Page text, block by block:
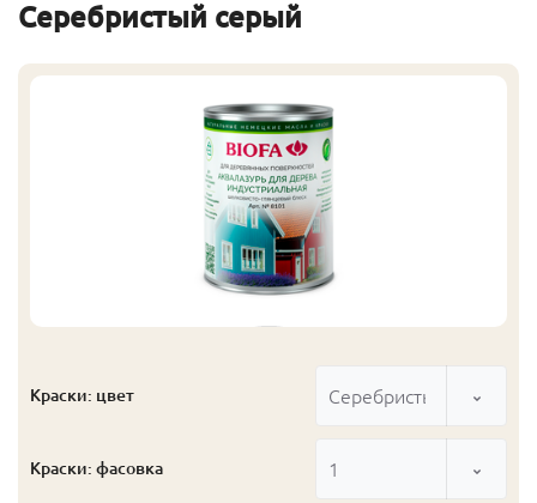
Серебристый серый
Краски: цвет Серебристый серый
Краски: фасовка 1